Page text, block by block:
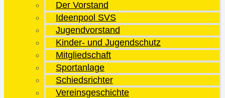
Der Vorstand
Ideenpool SVS
Jugendvorstand
Kinder- und Jugendschutz
Mitgliedschaft
Sportanlage
Schiedsrichter
Vereinsgeschichte